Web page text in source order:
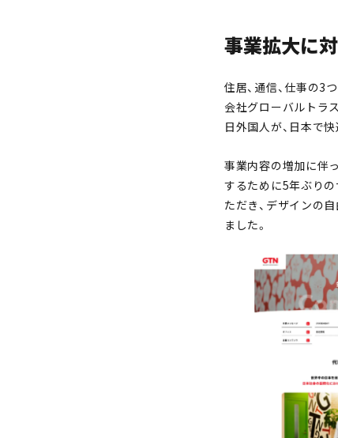
事業拡大に
住居、通信、仕事の3
会社グローバルトラ
日外国人が、日本で
事業内容の増加に伴
するために5年ぶり
ただき、デザインの
ました。